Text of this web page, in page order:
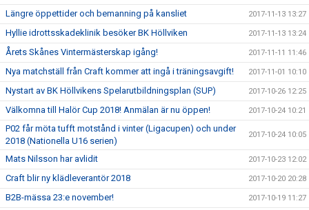
Längre öppettider och bemanning på kansliet 2017-11-13 13:27
Hyllie idrottsskadeklinik besöker BK Höllviken 2017-11-13 13:24
Årets Skånes Vintermästerskap igång! 2017-11-11 11:46
Nya matchställ från Craft kommer att ingå i träningsavgift! 2017-11-01 10:10
Nystart av BK Höllvikens Spelarutbildningsplan (SUP) 2017-10-26 12:25
Välkomna till Halör Cup 2018! Anmälan är nu öppen! 2017-10-24 10:21
P02 får möta tufft motstånd i vinter (Ligacupen) och under
2018 (Nationella U16 serien)
2017-10-24 10:05
Mats Nilsson har avlidit 2017-10-23 12:02
Craft blir ny klädleverantör 2018 2017-10-20 20:28
B2B-mässa 23:e november! 2017-10-19 11:27